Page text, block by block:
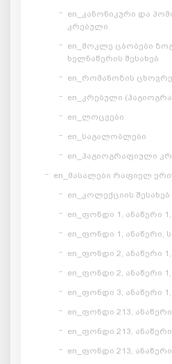
en_კანონიკური და
კრებული
en_მოკლე ცბობები
ხელნაწერის შესახებ
en_რომანოზის
en_კრებული
en_ლოცვები
en_საგალობლები
en_ჰაგიოგრაფიული
en_მასალები რაფიელ
en_კოლექციის შესახებ
en_ფონდი 1, ანაწერი 1,
en_ფონდი 1, ანაწერი,
en_ფონდი 2, ანაწერი 1,
en_ფონდი 2, ანაწერი 1,
en_ფონდი 3, ანაწერი 1,
en_ფონდი 213, ანაწერი
en_ფონდი 213, ანაწერი
en_ფონდი 213, ანაწერი